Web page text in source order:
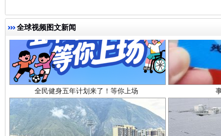
全球视频图文新闻